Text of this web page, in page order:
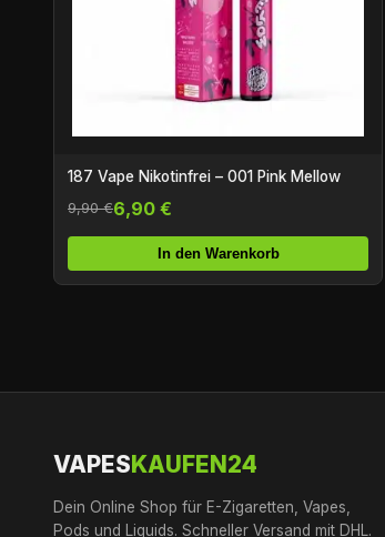
187 Vape Nikotinfrei – 001 Pink Mellow
9,90 €6,90 €
In den Warenkorb
VAPESKAUFEN24
Dein Online Shop für E-Zigaretten, Vapes,
Pods und Liquids. Schneller Versand mit DHL.